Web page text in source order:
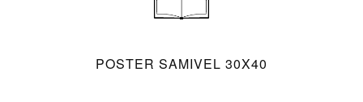
POSTER SAMIVEL 30X40